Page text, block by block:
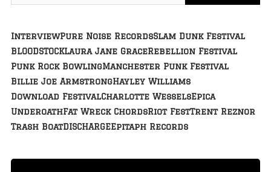
InterviewPure Noise RecordsSlam Dunk Festival
BLOODSTOCKLaura Jane GraceRebellion Festival
Punk Rock BowlingManchester Punk Festival
Billie Joe ArmstrongHayley Williams
Download FestivalCharlotte WesselsEpica
UnderoathFat Wreck ChordsRiot FestTrent Reznor
Trash BoatDISCHARGEEpitaph Records